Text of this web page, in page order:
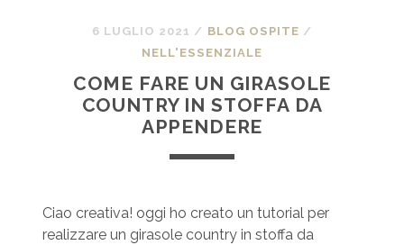
6 LUGLIO 2021 / BLOG OSPITE /
NELL'ESSENZIALE
COME FARE UN GIRASOLE
COUNTRY IN STOFFA DA
APPENDERE
Ciao creativa! oggi ho creato un tutorial per
realizzare un girasole country in stoffa da